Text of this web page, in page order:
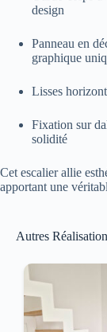
design
Panneau en
graphique
Lisses
Fixation sur
solidité
Cet escalier allie
apportant une
Autres